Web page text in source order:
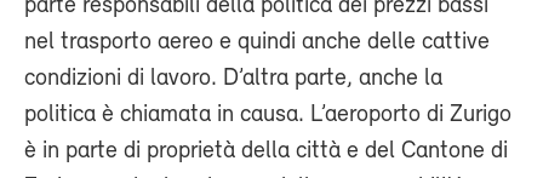
parte responsabili della politica dei prezzi bassi
nel trasporto aereo e quindi anche delle cattive
condizioni di lavoro. D’altra parte, anche la
politica è chiamata in causa. L’aeroporto di Zurigo
è in parte di proprietà della città e del Cantone di